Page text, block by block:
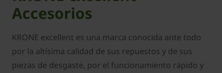
Accesorios
KRONE excellent es una marca conocida ante todo
por la altísima calidad de sus repuestos y de sus
piezas de desgaste, por el funcionamiento rápido y